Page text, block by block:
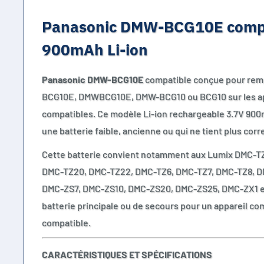
Panasonic DMW-BCG10E
900mAh Li-ion
Panasonic DMW-BCG10Ecompatible conçue pour
BCG10E, DMWBCG10E, DMW-BCG10 ou BCG10 sur
compatibles. Ce modèle Li-ion rechargeable 3.7V
une batterie faible, ancienne ou qui ne tient plus
Cette batterie convient notamment aux Lumix DMC-
DMC-TZ20, DMC-TZ22, DMC-TZ6, DMC-TZ7, DMC-TZ8,
DMC-ZS7, DMC-ZS10, DMC-ZS20, DMC-ZS25, DMC-
batterie principale ou de secours pour un appareil
compatible.
CARACTÉRISTIQUES ET SPÉCIFICATIONS